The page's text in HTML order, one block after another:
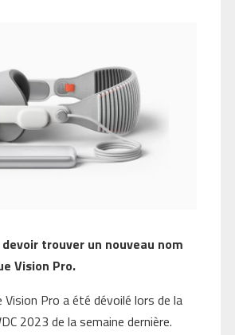
trouver un nouveau nom
Vision Pro.
Vision Pro a été dévoilé lors de la
2023 de la semaine dernière.